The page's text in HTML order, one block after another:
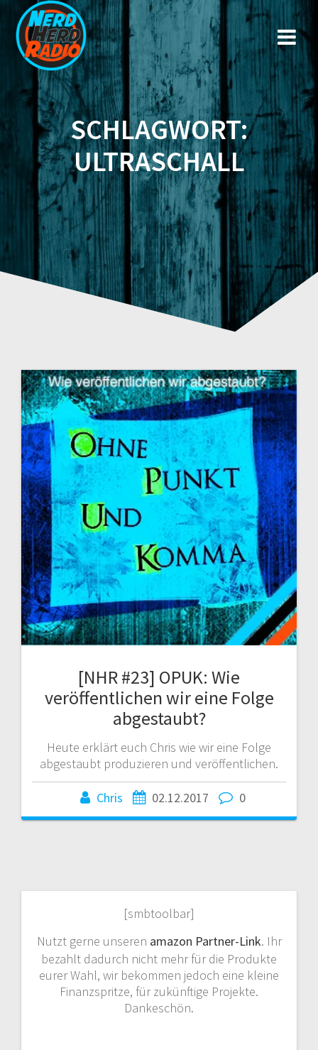
Zum
Inhalt
springen
SCHLAGWORT:
ULTRASCHALL
[NHR #23] OPUK: Wie
veröffentlichen wir eine Folge
abgestaubt?
Heute erklärt euch Chris wie wir eine Folge
abgestaubt produzieren und veröffentlichen.
Chris 02.12.2017 0
[smbtoolbar]
Nutzt gerne unseren amazon Partner-Link. Ihr
bezahlt dadurch nicht mehr für die Produkte
eurer Wahl, wir bekommen jedoch eine kleine
Finanzspritze, für zukünftige Projekte.
Dankeschön.